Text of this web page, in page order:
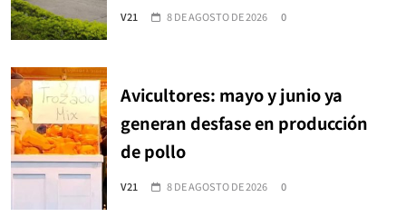
V21 8 DE AGOSTO DE 2026 0
Avicultores: mayo y junio ya
generan desfase en producción
de pollo
V21 8 DE AGOSTO DE 2026 0